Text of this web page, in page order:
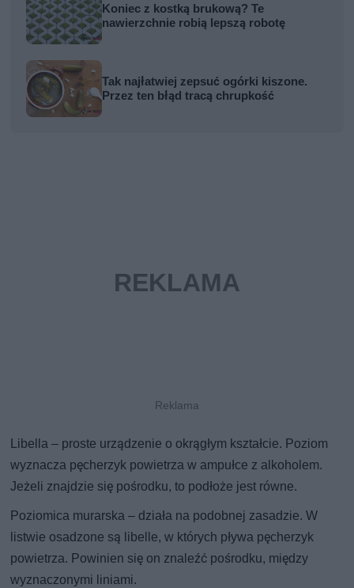
Koniec z kostką brukową? Te
nawierzchnie robią lepszą robotę
Tak najłatwiej zepsuć ogórki kiszone.
Przez ten błąd tracą chrupkość
Libella – proste urządzenie o okrągłym kształcie. Poziom
wyznacza pęcherzyk powietrza w ampułce z alkoholem.
Jeżeli znajdzie się pośrodku, to podłoże jest równe.
Poziomica murarska – działa na podobnej zasadzie. W
listwie osadzone są libelle, w których pływa pęcherzyk
powietrza. Powinien się on znaleźć pośrodku, między
wyznaczonymi liniami.